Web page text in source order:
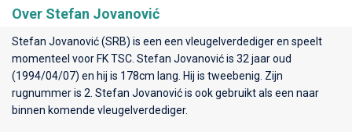
Over Stefan Jovanović
Stefan Jovanović (SRB) is een een vleugelverdediger en speelt
momenteel voor FK TSC . Stefan Jovanović is 32 jaar oud
(1994/04/07) en hij is 178cm lang. Hij is tweebenig. Zijn
rugnummer is 2. Stefan Jovanović is ook gebruikt als een naar
binnen komende vleugelverdediger.